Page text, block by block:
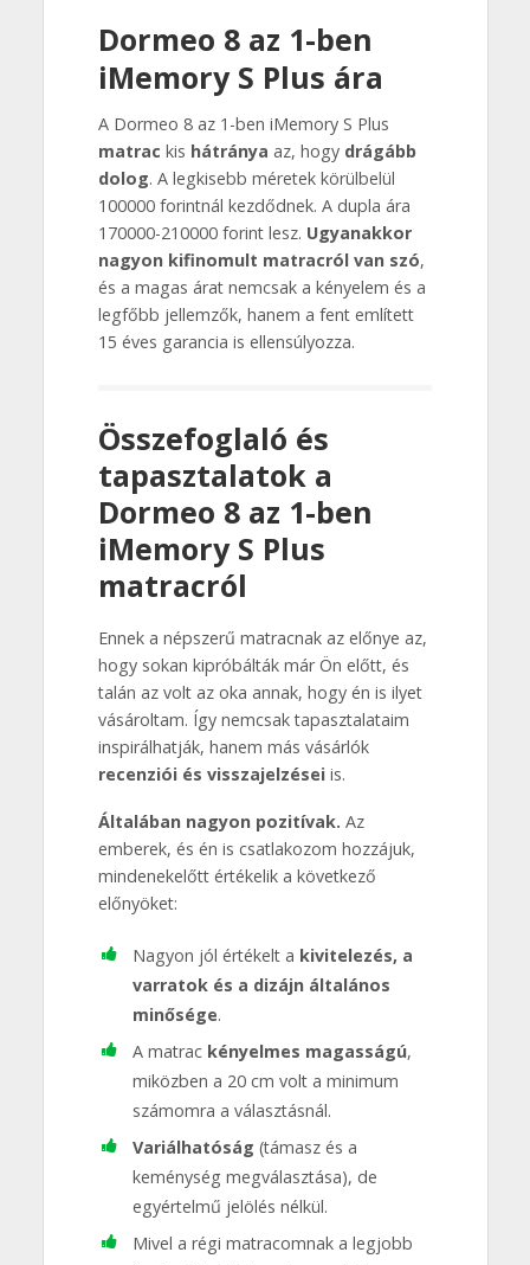
Dormeo 8 az 1-ben
iMemory S Plus ára
A Dormeo 8 az 1-ben iMemory S Plus
matrac kis hátránya az, hogy drágább
dolog. A legkisebb méretek körülbelül
100000 forintnál kezdődnek. A dupla ára
170000-210000 forint lesz. Ugyanakkor
nagyon kifinomult matracról van szó,
és a magas árat nemcsak a kényelem és a
legfőbb jellemzők, hanem a fent említett
15 éves garancia is ellensúlyozza.
Összefoglaló és
tapasztalatok a
Dormeo 8 az 1-ben
iMemory S Plus
matracról
Ennek a népszerű matracnak az előnye az,
hogy sokan kipróbálták már Ön előtt, és
talán az volt az oka annak, hogy én is ilyet
vásároltam. Így nemcsak tapasztalataim
inspirálhatják, hanem más vásárlók
recenziói és visszajelzéseiis.
Általában nagyon pozitívak. Az
emberek, és én is csatlakozom hozzájuk,
mindenekelőtt értékelik a következő
előnyöket:
Nagyon jól értékelt a kivitelezés, a
varratok és a dizájn általános
minősége.
A matrac kényelmes magasságú,
miközben a 20 cm volt a minimum
számomra a választásnál.
Variálhatóság (támasz és a
keménység megválasztása), de
egyértelmű jelölés nélkül.
Mivel a régi matracomnak a legjobb